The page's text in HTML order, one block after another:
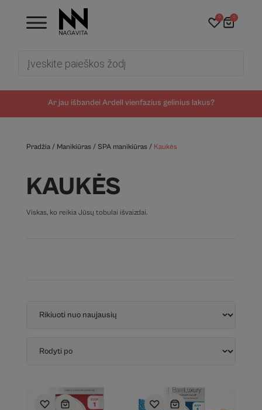
Ar jau išbandei Ardell vienfazius gelinius lakus?
0 0
Pradžia/ Manikiūras/ SPA manikiūras/ Kaukės
KAUKĖS
Viskas, ko reikia Jūsų tobulai išvaizdai.